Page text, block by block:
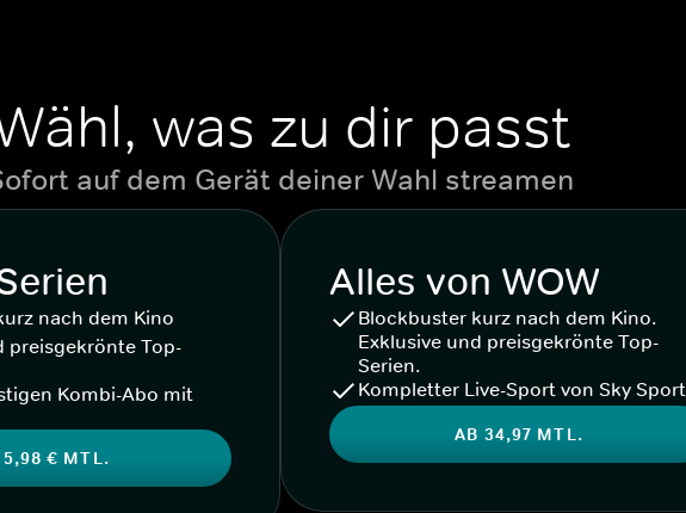
was zu dir passt
auf dem Gerät deiner Wahl streamen
nach dem Kino
preisgekrönte Top-
Kombi-Abo mit
5,98 € MTL.
Alles von WOW
Blockbuster kurz nach dem Kino.
Exklusive und preisgekrönte Top-
Serien.
Kompletter Live-Sport von Sky Sport
AB 34,97 MTL.